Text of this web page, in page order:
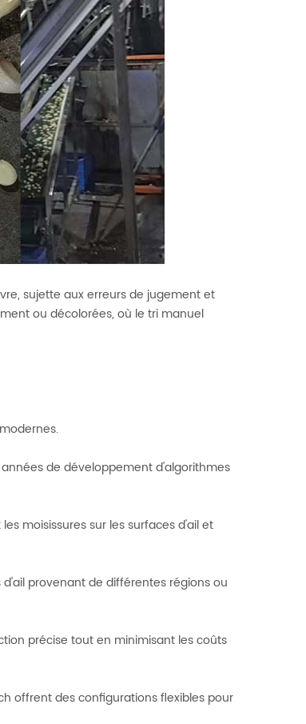
sujette aux erreurs de jugement et
ou décolorées, où le tri manuel
de développement d'algorithmes
moisissures sur les surfaces d'ail et
provenant de différentes régions ou
précise tout en minimisant les coûts
offrent des configurations flexibles pour